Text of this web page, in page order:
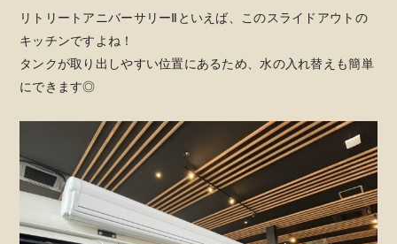
リトリートアニバーサリーⅡといえば、このスライドアウトの
キッチンですよね！
タンクが取り出しやすい位置にあるため、水の入れ替えも簡単
にできます◎